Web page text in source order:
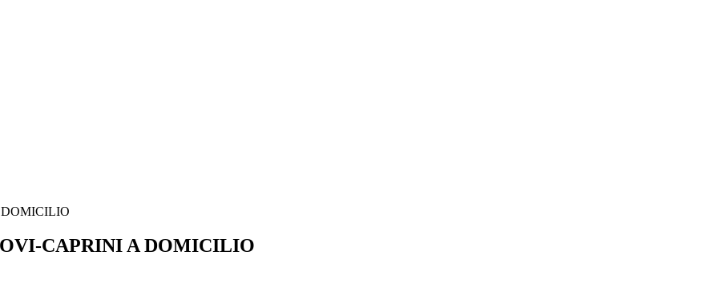
CAPRINI A DOMICILIO